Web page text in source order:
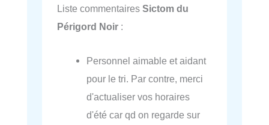
Liste commentaires Sictom du
Périgord Noir :
Personnel aimable et aidant
pour le tri. Par contre, merci
d'actualiser vos horaires
d'été car qd on regarde sur